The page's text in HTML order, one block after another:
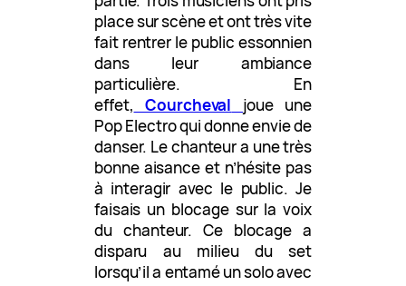
place sur scène et ont très vite
fait rentrer le public essonnien
dans leur ambiance
particulière. En
effet, Courcheval
joue une
Pop Electro qui donne envie de
danser. Le chanteur a une très
bonne aisance et n’hésite pas
à interagir avec le public. Je
faisais un blocage sur la voix
du chanteur. Ce blocage a
disparu au milieu du set
lorsqu’il a entamé un solo avec